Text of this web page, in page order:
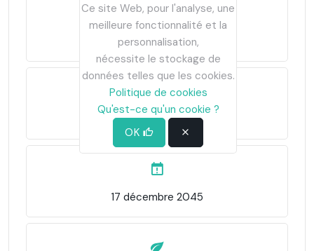
1 074€/m²
CHG00790120001
17 décembre 2045
Ce site Web, pour l'analyse, une
meilleure fonctionnalité et la
personnalisation,
nécessite le stockage de
données telles que les cookies.
Politique de cookies
Qu'est-ce qu'un cookie ?
OK